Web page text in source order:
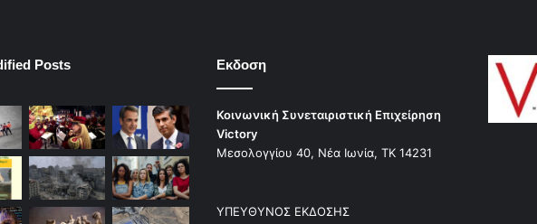
Posts Εκδοση
Κοινωνική Συνεταιριστική Επιχείρηση
Victory
Μεσολογγίου 40, Νέα Ιωνία, ΤΚ 14231
ΥΠΕΥΘΥΝΟΣ ΕΚΔΟΣΗΣ